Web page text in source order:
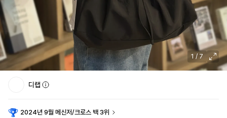
1 / 7
디랩
2024년 9월 메신저/크로스 백 3위